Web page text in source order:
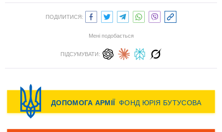
ПОДІЛИТИСЯ:
Мені подобається
ПІДСУМУВАТИ: